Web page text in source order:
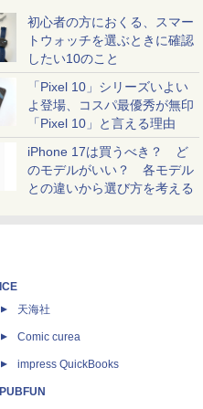
初心者の方におくる、スマー
トウォッチを選ぶときに確認
したい10のこと
「Pixel 10」シリーズいよい
よ登場、コスパ最優秀が無印
「Pixel 10」と言える理由
iPhone 17は買うべき？ ど
のモデルがいい？ 各モデル
との違いから選び方を考える
ICE
天海社
Comic curea
impress QuickBooks
PUBFUN